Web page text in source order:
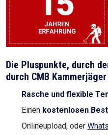
Die Pluspunkte, durch
durch CMB
Rasche und flexible
Einen kostenlosen
Onlineupload, oder